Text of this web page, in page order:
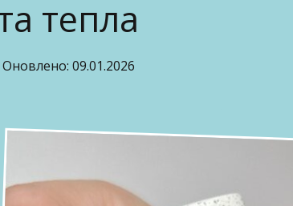
тепла
Оновлено: 09.01.2026